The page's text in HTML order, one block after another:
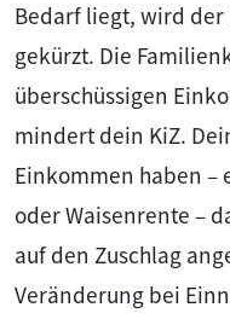
Bedarf liegt, wird der
gekürzt. Die
überschüssigen
mindert dein KiZ.
Einkommen haben –
oder Waisenrente –
auf den Zuschlag
Veränderung bei